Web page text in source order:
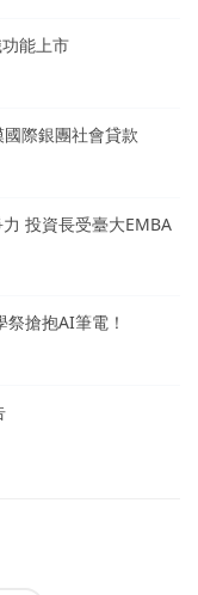
能上市
際銀團社會貸款
投資長受臺大EMBA
搶抱AI筆電！